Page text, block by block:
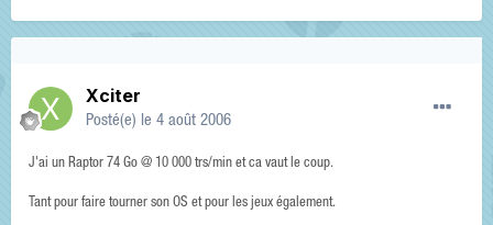
Xciter
Posté(e) le 4 août 2006
J'ai un Raptor 74 Go @ 10 000 trs/min et ca vaut le coup.
Tant pour faire tourner son OS et pour les jeux également.